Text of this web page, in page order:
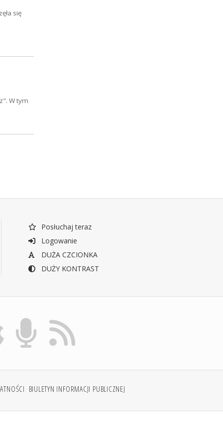
się
W tym
Posłuchaj teraz
Logowanie
DUŻA CZCIONKA
DUŻY KONTRAST
BIULETYN INFORMACJI PUBLICZNEJ